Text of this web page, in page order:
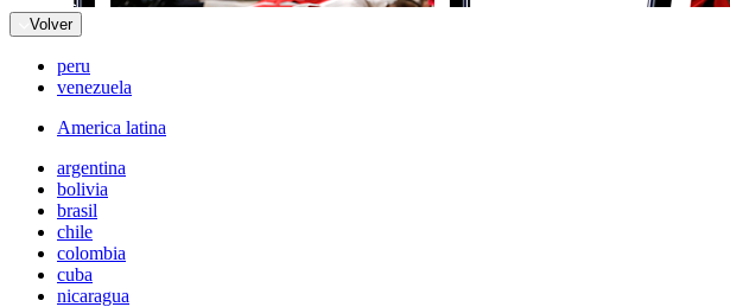
Volver
peru
venezuela
America latina
argentina
bolivia
brasil
chile
colombia
cuba
nicaragua